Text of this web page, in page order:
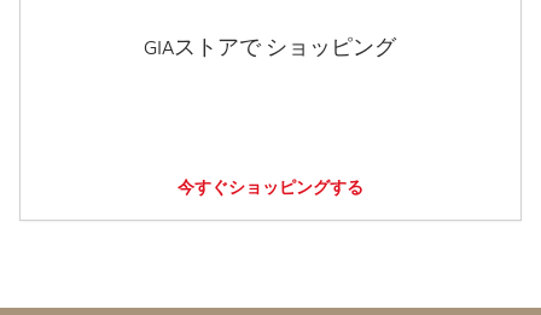
GIAストアで ショッピング
今すぐショッピングする